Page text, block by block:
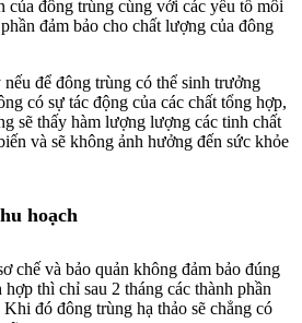
của đông trùng cùng với các yếu tố môi
đảm bảo cho chất lượng của đông
để đông trùng có thể sinh trưởng
có sự tác động của các chất tổng hợp,
sẽ thấy hàm lượng lượng các tinh chất
và sẽ không ảnh hưởng đến sức khỏe
hoạch
chế và bảo quản không đảm bảo đúng
thì chỉ sau 2 tháng các thành phần
đó đông trùng hạ thảo sẽ chẳng có